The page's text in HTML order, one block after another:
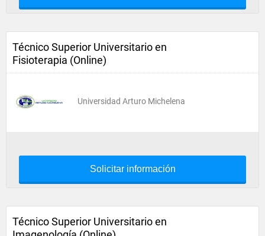
Técnico Superior Universitario en
Fisioterapia (Online)
Universidad Arturo Michelena
Solicitar información
Técnico Superior Universitario en